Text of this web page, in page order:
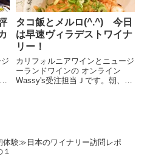
タコ飯とメルロ(^.^) 今日
は早速ヴィラデストワイナ
リー！
カリフォルニアワインとニュージ
ーランドワインの オンライン
Wassy's受注担当Ｊです。朝、炊
験≫日本のワイナリー訪問レポ